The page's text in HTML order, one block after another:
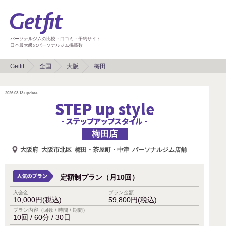
パーソナルジムの比較・口コミ・予約サイト
日本最大級のパーソナルジム掲載数
Getfit 全国 大阪 梅田
2026.03.13 update
STEP up style
- ステップアップスタイル -
梅田店
大阪府 大阪市北区 梅田・茶屋町・中津 パーソナルジム店舗
定額制プラン（月10回）
入会金
10,000円(税込)
プラン金額
59,800円(税込)
プラン内容（回数 / 時間 / 期間）
10回 / 60分 / 30日